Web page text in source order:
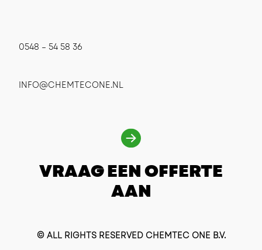
0548 – 54 58 36
INFO@CHEMTECONE.NL
VRAAG EEN OFFERTE
AAN
© ALL RIGHTS RESERVED CHEMTEC ONE B.V.